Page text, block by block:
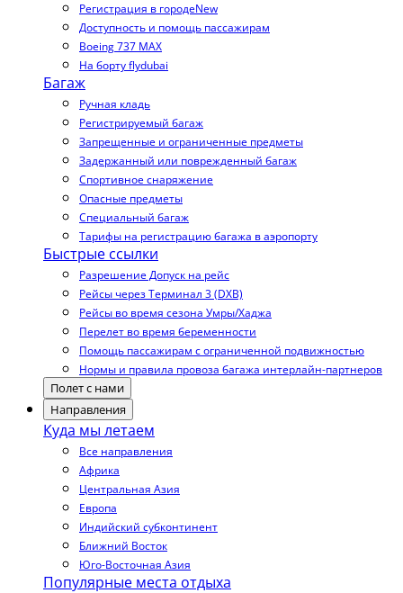
Регистрация в городеNew
Доступность и помощь пассажирам
Boeing 737 MAX
На борту flydubai
Багаж
Ручная кладь
Регистрируемый багаж
Запрещенные и ограниченные предметы
Задержанный или поврежденный багаж
Спортивное снаряжение
Опасные предметы
Специальный багаж
Тарифы на регистрацию багажа в аэропорту
Быстрые ссылки
Разрешение Допуск на рейс
Рейсы через Терминал 3 (DXB)
Рейсы во время сезона Умры/Хаджа
Перелет во время беременности
Помощь пассажирам с ограниченной подвижностью
Нормы и правила провоза багажа интерлайн-партнеров
Полет с нами
Направления
Куда мы летаем
Все направления
Африка
Центральная Азия
Европа
Индийский субконтинент
Ближний Восток
Юго-Восточная Азия
Популярные места отдыха